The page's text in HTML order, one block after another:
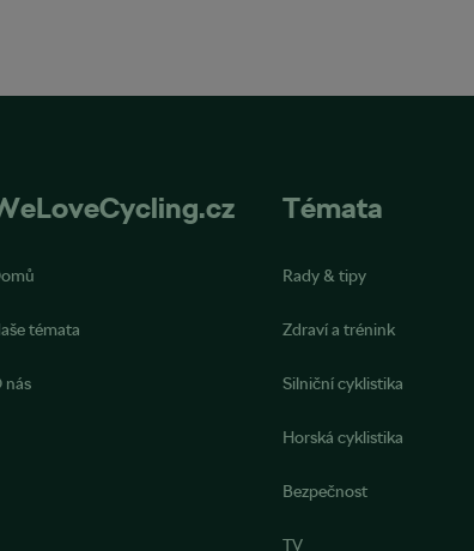
témata
nás
Témata
Rady & tipy
Zdraví a trénink
Silniční cyklistika
Horská cyklistika
Bezpečnost
TV